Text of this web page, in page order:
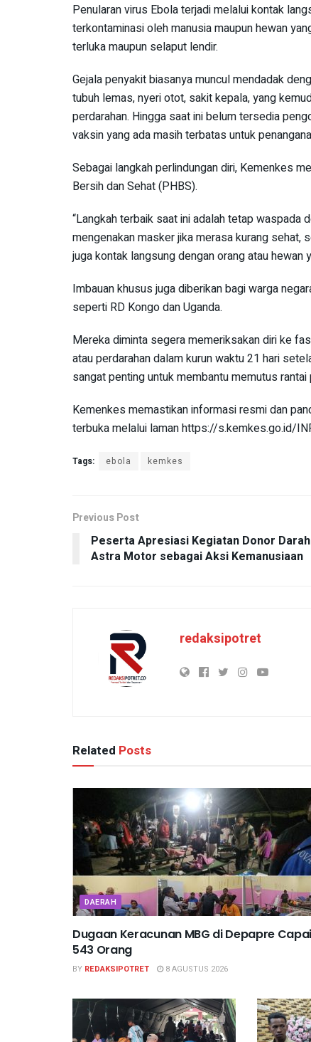
Penularan virus Ebola terjadi melalui kontak
terkontaminasi oleh manusia maupun hewan
terluka maupun selaput lendir.
Gejala penyakit biasanya muncul mendadak
tubuh lemas, nyeri otot, sakit kepala, yang
perdarahan. Hingga saat ini belum tersedia
vaksin yang ada masih terbatas untuk
Sebagai langkah perlindungan diri, Kemenkes
Bersih dan Sehat (PHBS).
“Langkah terbaik saat ini adalah tetap waspada
mengenakan masker jika merasa kurang sehat,
juga kontak langsung dengan orang atau hewan
Imbauan khusus juga diberikan bagi warga
seperti RD Kongo dan Uganda.
Mereka diminta segera memeriksakan diri ke
atau perdarahan dalam kurun waktu 21 hari
sangat penting untuk membantu memutus rantai
Kemenkes memastikan informasi resmi dan
terbuka melalui laman https://s.kemkes.go.id/
Tags: ebola kemkes
Previous Post
Peserta Apresiasi Kegiatan Donor Darah
Astra Motor sebagai Aksi Kemanusiaan
redaksipotret
Related Posts
DAERAH
Dugaan Keracunan MBG di Depapre Capai
543 Orang
BY REDAKSIPOTRET 8 AGUSTUS 2026